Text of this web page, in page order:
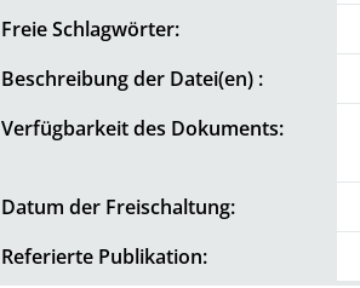
Freie Schlagwörter:
Beschreibung der Datei(en) :
Verfügbarkeit des Dokuments:
Datum der Freischaltung:
Referierte Publikation: